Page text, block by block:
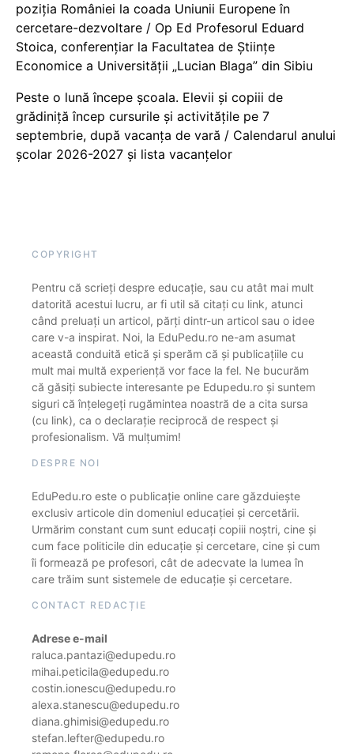
poziția României la coada Uniunii Europene în
cercetare-dezvoltare / Op Ed Profesorul Eduard
Stoica, conferențiar la Facultatea de Științe
Economice a Universității „Lucian Blaga” din Sibiu
Peste o lună începe școala. Elevii și copiii de
grădiniță încep cursurile și activitățile pe 7
septembrie, după vacanța de vară / Calendarul anului
școlar 2026-2027 și lista vacanțelor
COPYRIGHT
Pentru că scrieți despre educație, sau cu atât mai mult
datorită acestui lucru, ar fi util să citați cu link, atunci
când preluați un articol, părți dintr-un articol sau o idee
care v-a inspirat. Noi, la EduPedu.ro ne-am asumat
această conduită etică și sperăm că și publicațiile cu
mult mai multă experiență vor face la fel. Ne bucurăm
că găsiți subiecte interesante pe Edupedu.ro și suntem
siguri că înțelegeți rugămintea noastră de a cita sursa
(cu link), ca o declarație reciprocă de respect și
profesionalism. Vă mulțumim!
DESPRE NOI
EduPedu.ro este o publicație online care găzduiește
exclusiv articole din domeniul educației și cercetării.
Urmărim constant cum sunt educați copiii noștri, cine și
cum face politicile din educație și cercetare, cine și cum
îi formează pe profesori, cât de adecvate la lumea în
care trăim sunt sistemele de educație și cercetare.
CONTACT REDACȚIE
Adrese e-mail
raluca.pantazi@edupedu.ro
mihai.peticila@edupedu.ro
costin.ionescu@edupedu.ro
alexa.stanescu@edupedu.ro
diana.ghimisi@edupedu.ro
stefan.lefter@edupedu.ro